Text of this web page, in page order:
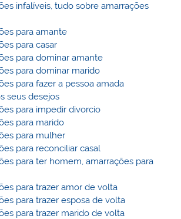
infalíveis, tudo sobre amarrações
para amante
para casar
para dominar amante
para dominar marido
para fazer a pessoa amada
seus desejos
para impedir divorcio
para marido
para mulher
para reconciliar casal
para ter homem, amarrações para
para trazer amor de volta
para trazer esposa de volta
para trazer marido de volta